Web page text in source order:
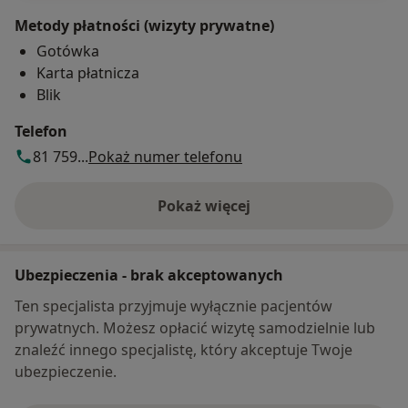
Metody płatności (wizyty prywatne)
Gotówka
Karta płatnicza
Blik
Telefon
81 759...Pokaż numer telefonu
Pokaż więcej
o adresie
Ubezpieczenia - brak akceptowanych
Ten specjalista przyjmuje wyłącznie pacjentów
prywatnych. Możesz opłacić wizytę samodzielnie lub
znaleźć innego specjalistę, który akceptuje Twoje
ubezpieczenie.